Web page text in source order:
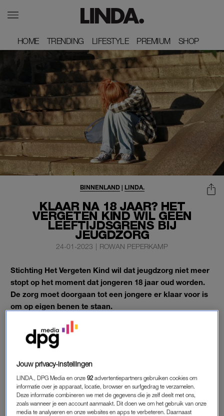
HOME
HOME TRENDING
TRENDING LIFESTYLE
LIFESTYLE PREMIUM
PREMIUM SHOP
SHOP
KLAAR NA 18 JAAR? HET
VERGETEN KIND WIL GEEN
LEEFTIJDSGRENS BIJ
JEUGDZORG
BINNENLAND| LINDA.
24-01-2023 | ROWAN PEPERKAMP
Stichting Het Vergeten Kind wil dat jeugdzorg niet meer
stopt op het moment dat jongeren 18 jaar oud worden.
De zorg moet doorgaan tot een jongere er klaar voor is
om op eigen benen te staan.
Ieder jaar worden 3300 jongeren in de jeugdzorg 18 jaar. Een
deel daarvan moet om die reden de jeugdzorg verlaten.
LEEFTIJDSGRENS JEUGDZORG
De kinderstichting deed onderzoek onder 176 uit huis
geplaatste jongeren en 105 zorgmedewerkers. Bijna al deze
jongeren, 98 procent, vond zichzelf niet klaar om te verhuizen.
Jouw privacy-instellingen
LINDA., DPG Media en onze92 advertentiepartners gebruiken cookies om
informatie over je apparaat, locatie, browser en surfgedrag te verzamelen.
Deze informatie combineren we met de gegevens die je zelf deelt met ons,
zoals wanneer je een account aanmaakt. Dit doen we om het gebruik van onze
media te analyseren en onze websites en apps te verbeteren. Daarnaast